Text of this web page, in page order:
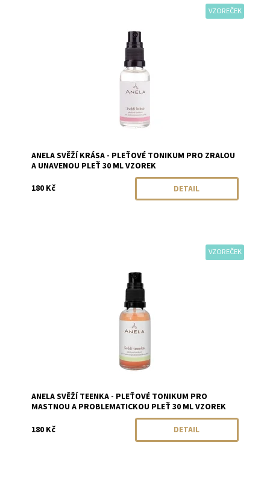
VZOREČEK
ANELA SVĚŽÍ KRÁSA - PLEŤOVÉ TONIKUM PRO ZRALOU
A UNAVENOU PLEŤ 30 ML VZOREK
180 Kč
DETAIL
VZOREČEK
ANELA SVĚŽÍ TEENKA - PLEŤOVÉ TONIKUM PRO
MASTNOU A PROBLEMATICKOU PLEŤ 30 ML VZOREK
180 Kč
DETAIL